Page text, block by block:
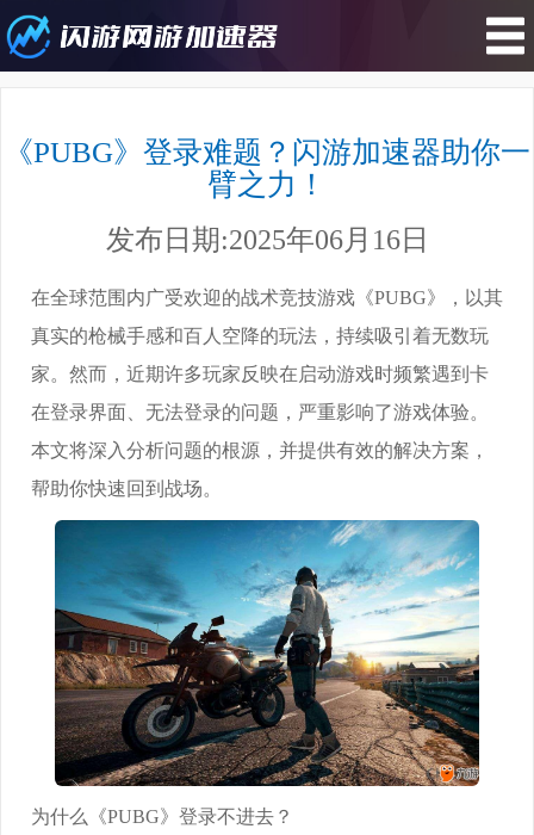
>《PUBG》登录难题？闪游加速器
《PUBG》登录难题？闪游加速器助你一
臂之力！
发布日期:2025年06月16日
在全球范围内广受欢迎的战术竞技游戏《PUBG》，以其
真实的枪械手感和百人空降的玩法，持续吸引着无数玩
家。然而，近期许多玩家反映在启动游戏时频繁遇到卡
在登录界面、无法登录的问题，严重影响了游戏体验。
本文将深入分析问题的根源，并提供有效的解决方案，
帮助你快速回到战场。
为什么《PUBG》登录不进去？